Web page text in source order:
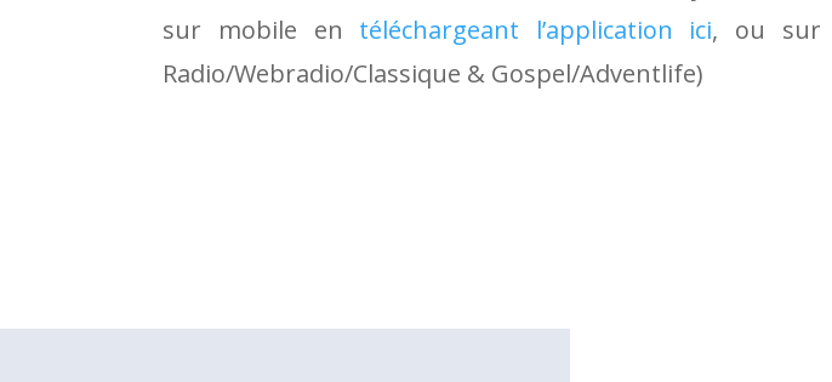
sur mobile en téléchargeant l’application ici, ou sur
Radio/Webradio/Classique & Gospel/Adventlife)